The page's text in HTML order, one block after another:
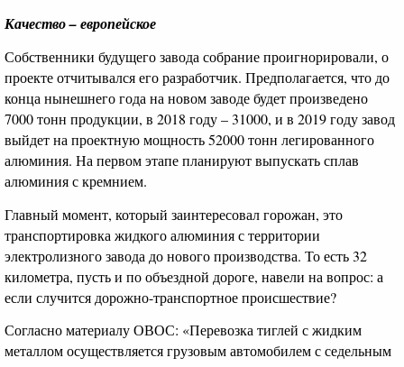
Качество – европейское
Собственники будущего завода собрание проигнорировали, о
проекте отчитывался его разработчик. Предполагается, что до
конца нынешнего года на новом заводе будет произведено
7000 тонн продукции, в 2018 году – 31000, и в 2019 году завод
выйдет на проектную мощность 52000 тонн легированного
алюминия. На первом этапе планируют выпускать сплав
алюминия с кремнием.
Главный момент, который заинтересовал горожан, это
транспортировка жидкого алюминия с территории
электролизного завода до нового производства. То есть 32
километра, пусть и по объездной дороге, навели на вопрос: а
если случится дорожно-транспортное происшествие?
Согласно материалу ОВОС: «Перевозка тиглей с жидким
металлом осуществляется грузовым автомобилем с седельным